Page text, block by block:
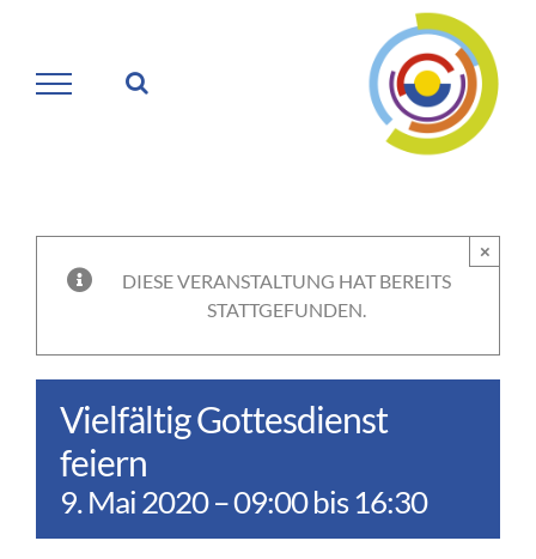
springen
DIESE VERANSTALTUNG HAT BEREITS
STATTGEFUNDEN.
×
Vielfältig Gottesdienst
feiern
9. Mai 2020 – 09:00bis16:30